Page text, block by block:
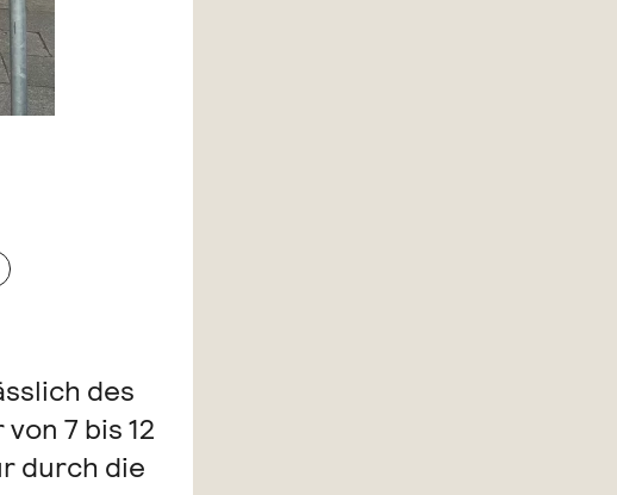
des
7 bis 12
durch die